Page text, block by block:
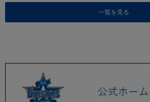
一覧を見る